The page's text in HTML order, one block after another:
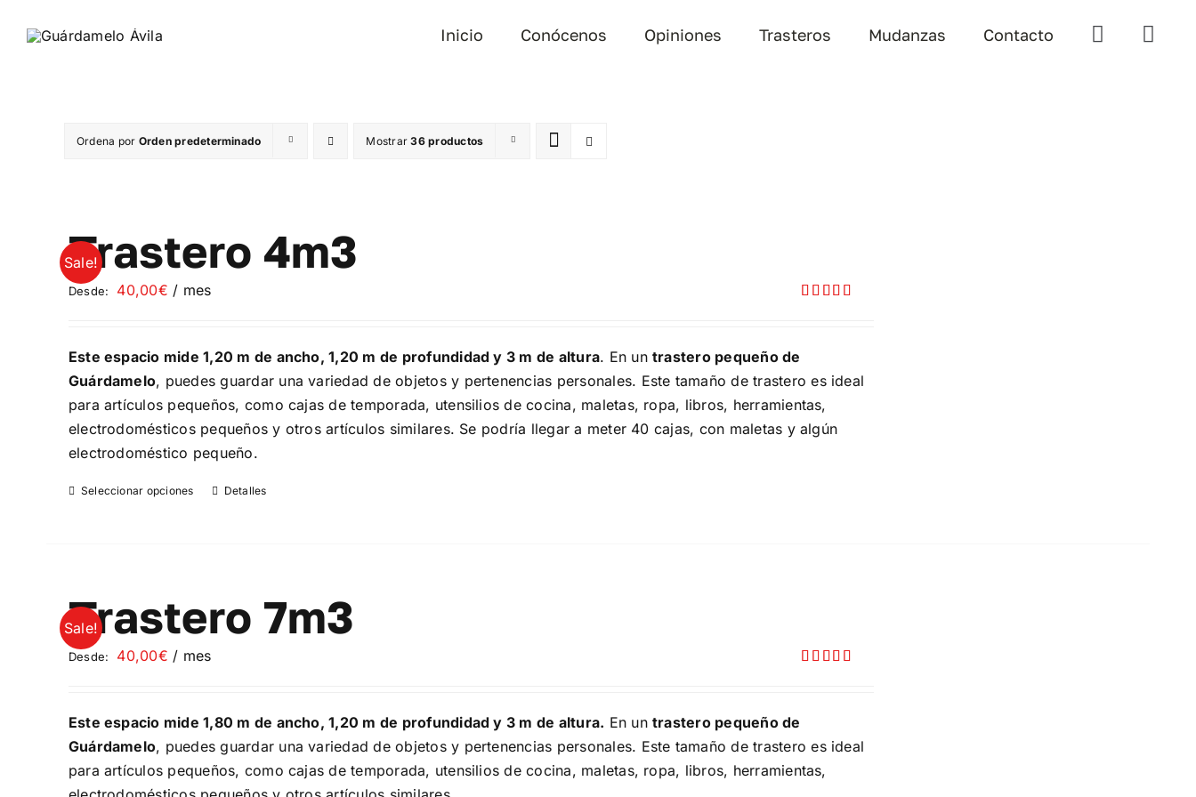
Inicio Conócenos Opiniones Trasteros Mudanzas Contacto
Ordena por Orden predeterminado Mostrar36 productos
Sale!
Trastero 4m3
Desde: 40,00€ / mes
Este espacio mide 1,20 m de ancho, 1,20 m de profundidad y 3 m de altura. En un trastero pequeño de
Guárdamelo, puedes guardar una variedad de objetos y pertenencias personales. Este tamaño de trastero es ideal
para artículos pequeños, como cajas de temporada, utensilios de cocina, maletas, ropa, libros, herramientas,
electrodomésticos pequeños y otros artículos similares. Se podría llegar a meter 40 cajas, con maletas y algún
electrodoméstico pequeño.
Seleccionar opciones
Este
Las
opciones
se
en
la
página
Detalles
Sale!
Trastero 7m3
Desde: 40,00€ / mes
Este espacio mide 1,80 m de ancho, 1,20 m de profundidad y 3 m de altura. En untrastero pequeño de
Guárdamelo, puedes guardar una variedad de objetos y pertenencias personales. Este tamaño de trastero es ideal
para artículos pequeños, como cajas de temporada, utensilios de cocina, maletas, ropa, libros, herramientas,